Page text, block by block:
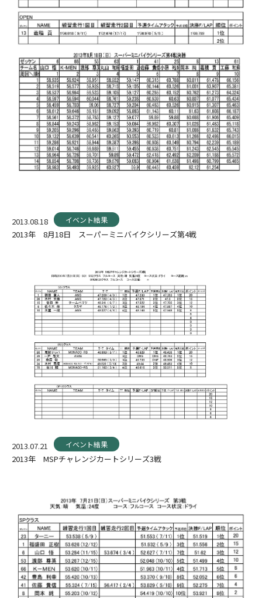
2013.08.18 イベント結果
2013年 8月18日 スーパーミニバイクシリーズ第4戦
2013.07.21 イベント結果
2013年 MSPチャレンジカートシリーズ3戦